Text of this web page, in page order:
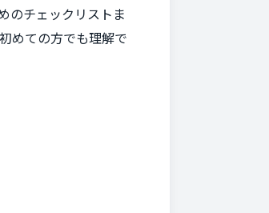
のチェックリストま
めての方でも理解で